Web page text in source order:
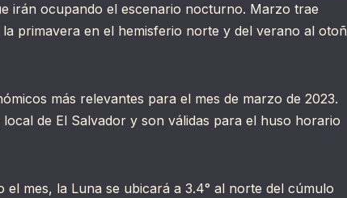
irán ocupando el escenario nocturno. Marzo trae
primavera en el hemisferio norte y del verano al
más relevantes para el mes de marzo de 2023.
de El Salvador y son válidas para el huso horario
el mes, la Luna se ubicará a 3.4° al norte del cúmulo